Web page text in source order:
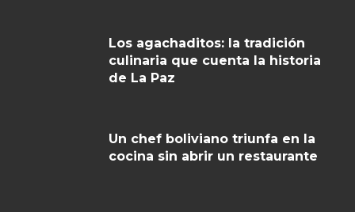
Los agachaditos: la tradición
culinaria que cuenta la historia
de La Paz
Un chef boliviano triunfa en la
cocina sin abrir un restaurante